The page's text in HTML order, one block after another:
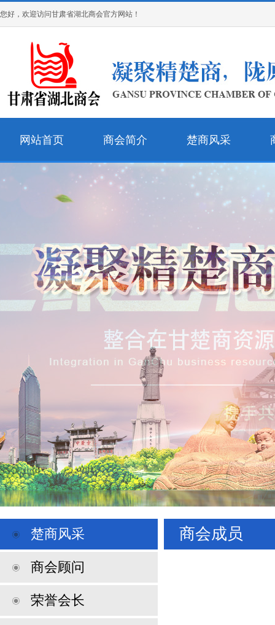
您好，欢迎访问甘肃省湖北商会官方网站！
网站首页 商会简介 楚商风采
楚商风采
商会顾问
荣誉会长
商会成员